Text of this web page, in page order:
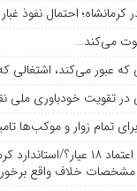
کرمانشاه؛ احتمال نفوذ
می‌کند…
که عبور می‌کند،
در تقویت خودباوری ملی
تمام زوار و موکب‌ها
طلای ۱۸ عیار یا اعتماد ۱۸
مشخصات خلاف واقع